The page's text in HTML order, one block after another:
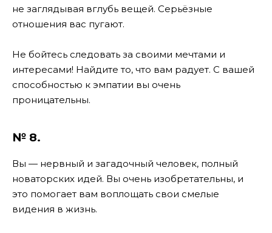
не заглядывая вглубь вещей. Серьёзные
отношения вас пугают.
Не бойтесь следовать за своими мечтами и
интересами! Найдите то, что вам радует. С вашей
способностью к эмпатии вы очень
проницательны.
№ 8.
Вы — нервный и загадочный человек, полный
новаторских идей. Вы очень изобретательны, и
это помогает вам воплощать свои смелые
видения в жизнь.